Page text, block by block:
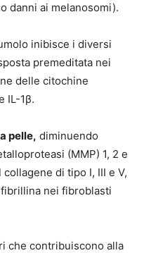
danni ai melanosomi).
inibisce i diversi
premeditata nei
delle citochine
IL-1β.
pelle, diminuendo
(MMP) 1, 2 e
di tipo I, III e V,
nei fibroblasti
che contribuiscono alla